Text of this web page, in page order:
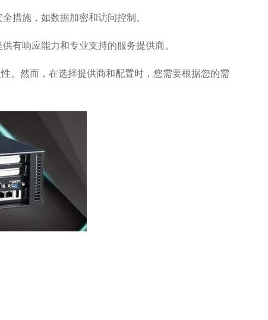
措施，如数据加密和访问控制。
有响应能力和专业支持的服务提供商。
。然而，在选择提供商和配置时，您需要根据您的需